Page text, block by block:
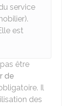
service
est
être
de
Il
des